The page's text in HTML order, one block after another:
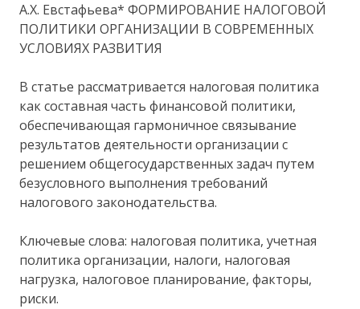
А.Х. Евстафьева* ФОРМИРОВАНИЕ НАЛОГОВОЙ
ПОЛИТИКИ ОРГАНИЗАЦИИ В СОВРЕМЕННЫХ
УСЛОВИЯХ РАЗВИТИЯ
В статье рассматривается налоговая политика
как составная часть финансовой политики,
обеспечивающая гармоничное связывание
результатов деятельности организации с
решением общегосударственных задач путем
безусловного выполнения требований
налогового законодательства.
Ключевые слова: налоговая политика, учетная
политика организации, налоги, налоговая
нагрузка, налоговое планирование, факторы,
риски.